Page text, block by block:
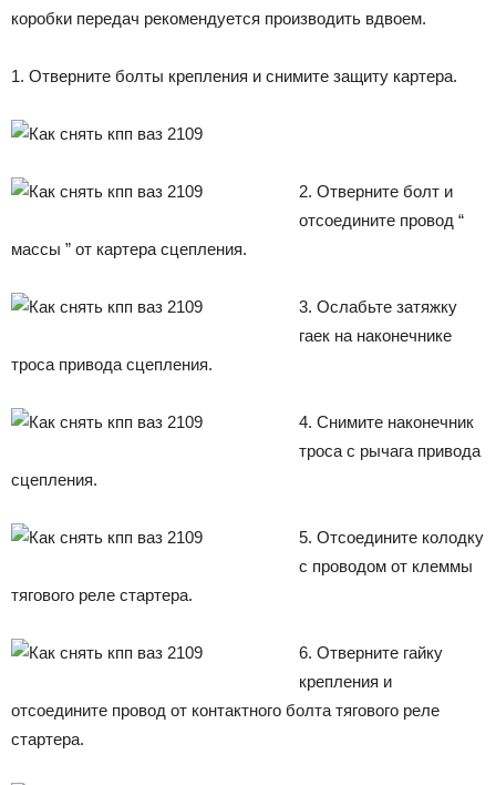
коробки передач рекомендуется производить вдвоем.
1. Отверните болты крепления и снимите защиту картера.
2. Отверните болт и
отсоедините провод “
массы ” от картера сцепления.
3. Ослабьте затяжку
гаек на наконечнике
троса привода сцепления.
4. Снимите наконечник
троса с рычага привода
сцепления.
5. Отсоедините колодку
с проводом от клеммы
тягового реле стартера.
6. Отверните гайку
крепления и
отсоедините провод от контактного болта тягового реле
стартера.